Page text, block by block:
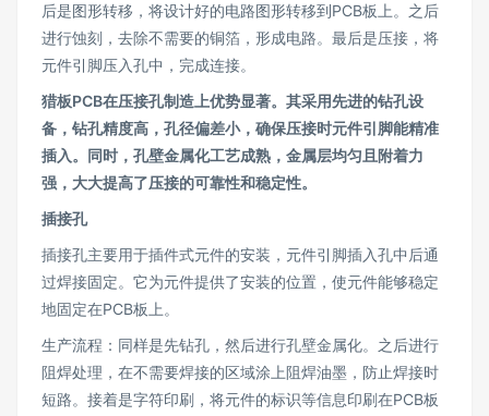
后是图形转移，将设计好的电路图形转移到PCB板上。之后
进行蚀刻，去除不需要的铜箔，形成电路。最后是压接，将
元件引脚压入孔中，完成连接。
猎板PCB在压接孔制造上优势显著。其采用先进的钻孔设
备，钻孔精度高，孔径偏差小，确保压接时元件引脚能精准
插入。同时，孔壁金属化工艺成熟，金属层均匀且附着力
强，大大提高了压接的可靠性和稳定性。
插接孔
插接孔主要用于插件式元件的安装，元件引脚插入孔中后通
过焊接固定。它为元件提供了安装的位置，使元件能够稳定
地固定在PCB板上。
生产流程：同样是先钻孔，然后进行孔壁金属化。之后进行
阻焊处理，在不需要焊接的区域涂上阻焊油墨，防止焊接时
短路。接着是字符印刷，将元件的标识等信息印刷在PCB板